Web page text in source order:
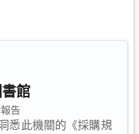
館
告
悉此機關的《採購規